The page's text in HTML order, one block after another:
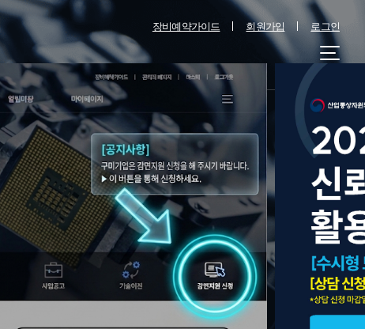
장비예약가이드 회원가입 로그인